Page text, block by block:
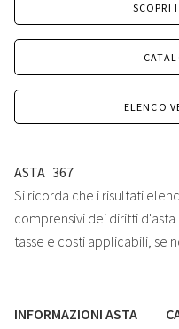
SCOPRI
ELENCO
ASTA 367
Si ricorda che i risultati
comprensivi dei diritti
tasse e costi applicabili, se
INFORMAZIONI ASTA